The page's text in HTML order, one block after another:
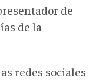
de
de la
redes sociales